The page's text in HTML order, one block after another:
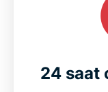
24 saat